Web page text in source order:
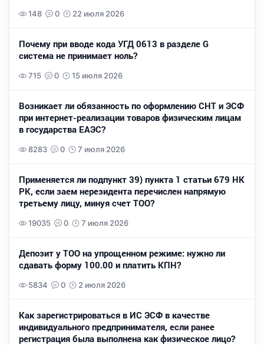
148 0 22 июля 2026
Почему при вводе кода УГД 0613 в разделе G
система не принимает ноль?
715 0 15 июля 2026
Возникает ли обязанность по оформлению СНТ и ЭСФ
при интернет-реализации товаров физическим лицам
в государства ЕАЭС?
8283 0 7 июля 2026
Применяется ли подпункт 39) пункта 1 статьи 679 НК
РК, если заем нерезидента перечислен напрямую
третьему лицу, минуя счет ТОО?
19035 0 7 июля 2026
Депозит у ТОО на упрощенном режиме: нужно ли
сдавать форму 100.00 и платить КПН?
5834 0 2 июля 2026
Как зарегистрироваться в ИС ЭСФ в качестве
индивидуального предпринимателя, если ранее
регистрация была выполнена как физическое лицо?